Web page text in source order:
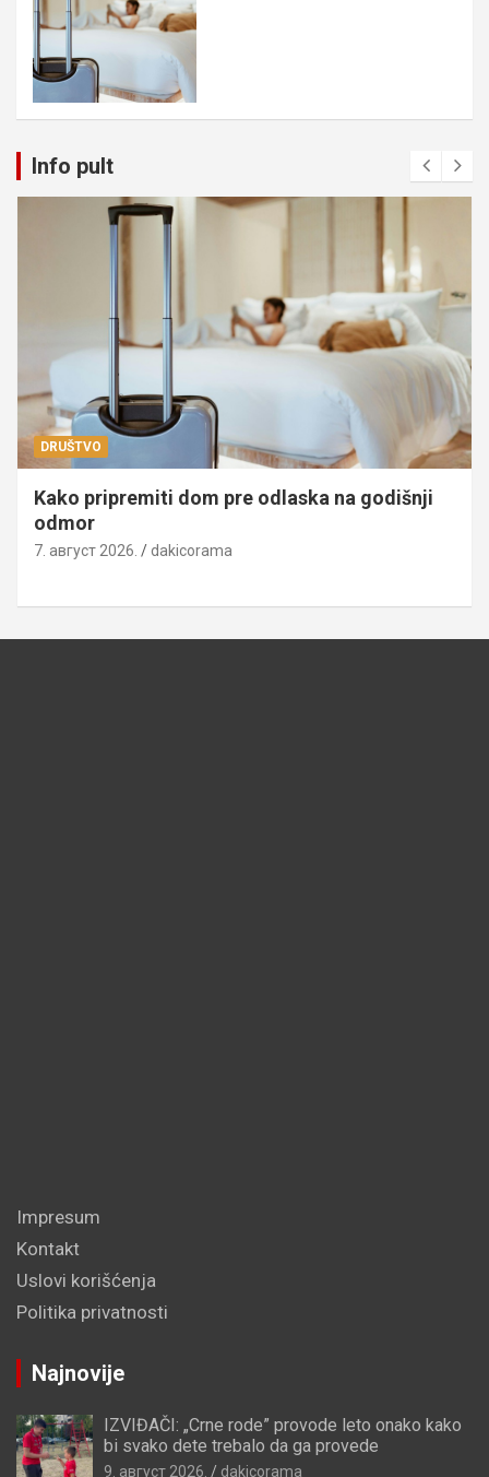
Info pult
DRUŠTVO
Kako pripremiti dom pre odlaska na godišnji
odmor
7. август 2026. dakicorama
Impresum
Kontakt
Uslovi korišćenja
Politika privatnosti
Najnovije
IZVIĐAČI: „Crne rode” provode leto onako kako
bi svako dete trebalo da ga provede
9. август 2026. dakicorama